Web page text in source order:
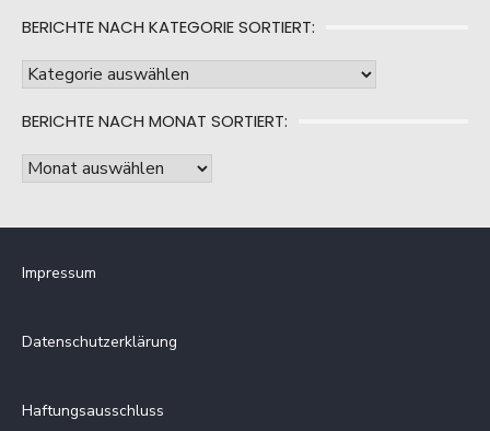
BERICHTE NACH KATEGORIE SORTIERT:
Berichte
Kategorie
sortiert:
BERICHTE NACH MONAT SORTIERT:
Berichte
Impressum
Datenschutzerklärung
Haftungsausschluss